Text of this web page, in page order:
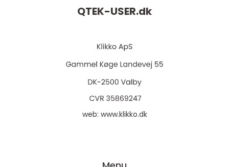
QTEK-USER.dk
web: www.klikko.dk